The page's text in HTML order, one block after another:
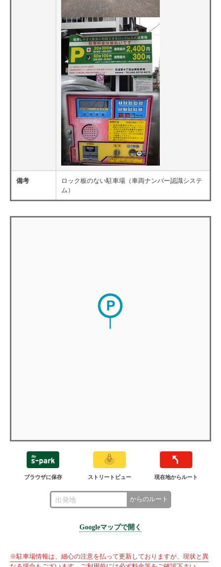
備考
ロック板のない駐車場（車両ナンバー認識システ
ム）
ブラウザに保存 ストリートビュー 現在地からルート
からのルート
Googleマップで開く
※駐車場情報は、細心の注意を払って更新しておりますが、現状と異